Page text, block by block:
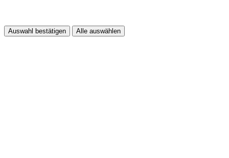
Auswahl bestätigen Alle auswählen